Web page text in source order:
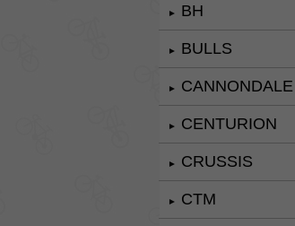
► BH
► BULLS
► CANNONDALE
► CENTURION
► CRUSSIS
► CTM